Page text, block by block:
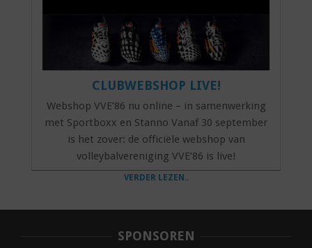
CLUBWEBSHOP LIVE!
Webshop VVE’86 nu online – in samenwerking
met Sportboxx en Stanno Vanaf 30 september
is het zover: de officiële webshop van
volleybalvereniging VVE’86 is live!
VERDER LEZEN..
SPONSOREN